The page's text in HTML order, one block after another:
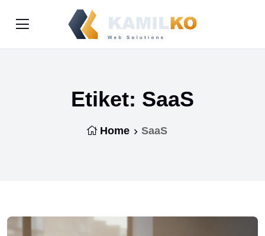
Etiket: SaaS
Home SaaS